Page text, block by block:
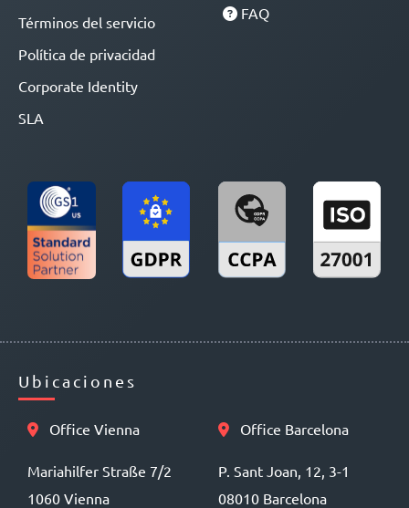
Términos del servicio
Política de privacidad
Corporate Identity
SLA
FAQ
Ubicaciones
Office Vienna
Mariahilfer Straße 7/2
1060 Vienna
Office Barcelona
P. Sant Joan, 12, 3-1
08010 Barcelona